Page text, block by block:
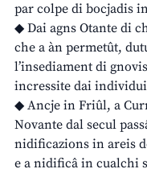
par colpe di bocjadis
◆ Dai agns Otante di
che a àn permetût,
l’insediament di
incressite dai
◆ Ancje in Friûl, a
Novante dal secul
nidificazions in areis
e a nidificâ in cualchi